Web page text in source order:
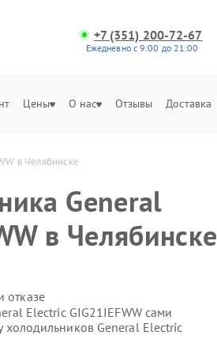
+7 (351) 200-72-67
Ежедневно с 9:00 до 21:00
Цены О нас Отзывы Доставка
в Челябинске
General
в Челябинске
отказе
Electric GIG21IEFWW сами
General Electric